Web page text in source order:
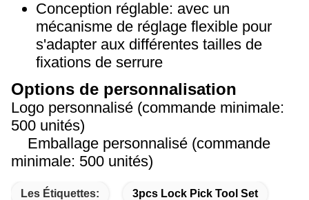
Conception réglable: avec un
mécanisme de réglage flexible pour
s'adapter aux différentes tailles de
fixations de serrure
Options de personnalisation
Logo personnalisé (commande minimale:
500 unités)
Emballage personnalisé (commande
minimale: 500 unités)
Les Étiquettes: 3pcs Lock Pick Tool Set